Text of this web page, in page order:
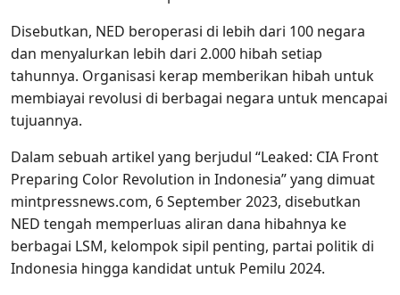
Disebutkan, NED beroperasi di lebih dari 100 negara
dan menyalurkan lebih dari 2.000 hibah setiap
tahunnya. Organisasi kerap memberikan hibah untuk
membiayai revolusi di berbagai negara untuk mencapai
tujuannya.
Dalam sebuah artikel yang berjudul “Leaked: CIA Front
Preparing Color Revolution in Indonesia” yang dimuat
mintpressnews.com, 6 September 2023, disebutkan
NED tengah memperluas aliran dana hibahnya ke
berbagai LSM, kelompok sipil penting, partai politik di
Indonesia hingga kandidat untuk Pemilu 2024.